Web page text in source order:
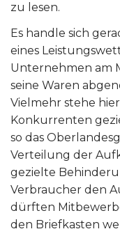
zu lesen.
Es handle sich
eines
Unternehmen am
seine Waren
Vielmehr stehe
Konkurrenten
so das
Verteilung der
gezielte
Verbraucher den
dürften
den Briefkasten